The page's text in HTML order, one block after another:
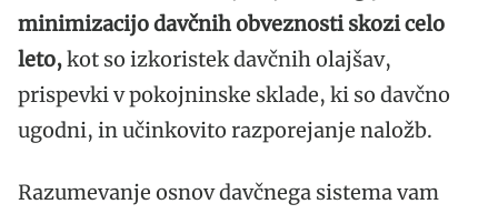
minimizacijo davčnih obveznosti skozi celo
leto,kot so izkoristek davčnih olajšav,
prispevki v pokojninske sklade, ki so davčno
ugodni, in učinkovito razporejanje naložb.
Razumevanje osnov davčnega sistema vam